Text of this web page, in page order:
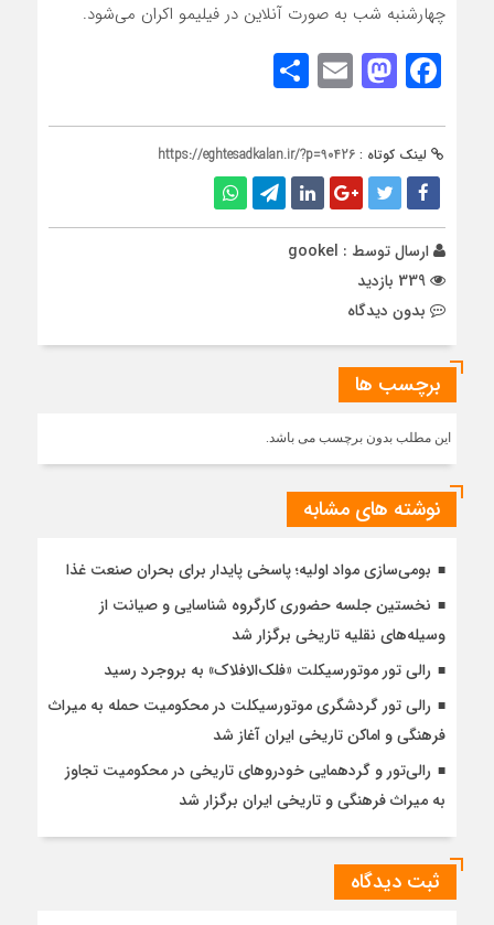
چهارشنبه شب به صورت آنلاین در فیلیمو اکران می‌شود.
Facebook
Mastodon
Email
لینک کوتاه : https://eghtesadkalan.ir/?p=90426
ارسال توسط : gookel
بدون دیدگاه
برچسب ها
این مطلب بدون برچسب می باشد.
نوشته های مشابه
بومی‌سازی مواد اولیه؛ پاسخی پایدار برای بحران صنعت غذا
نخستین جلسه حضوری کارگروه شناسایی و صیانت از
وسیله‌های نقلیه تاریخی برگزار شد
رالی تور موتورسیکلت «فلک‌الافلاک» به بروجرد رسید
رالی تور گردشگری موتورسیکلت در محکومیت حمله به میراث
فرهنگی و اماکن تاریخی ایران آغاز شد
رالی‌تور و گردهمایی خودروهای تاریخی در محکومیت تجاوز
به میراث فرهنگی و تاریخی ایران برگزار شد
ثبت دیدگاه